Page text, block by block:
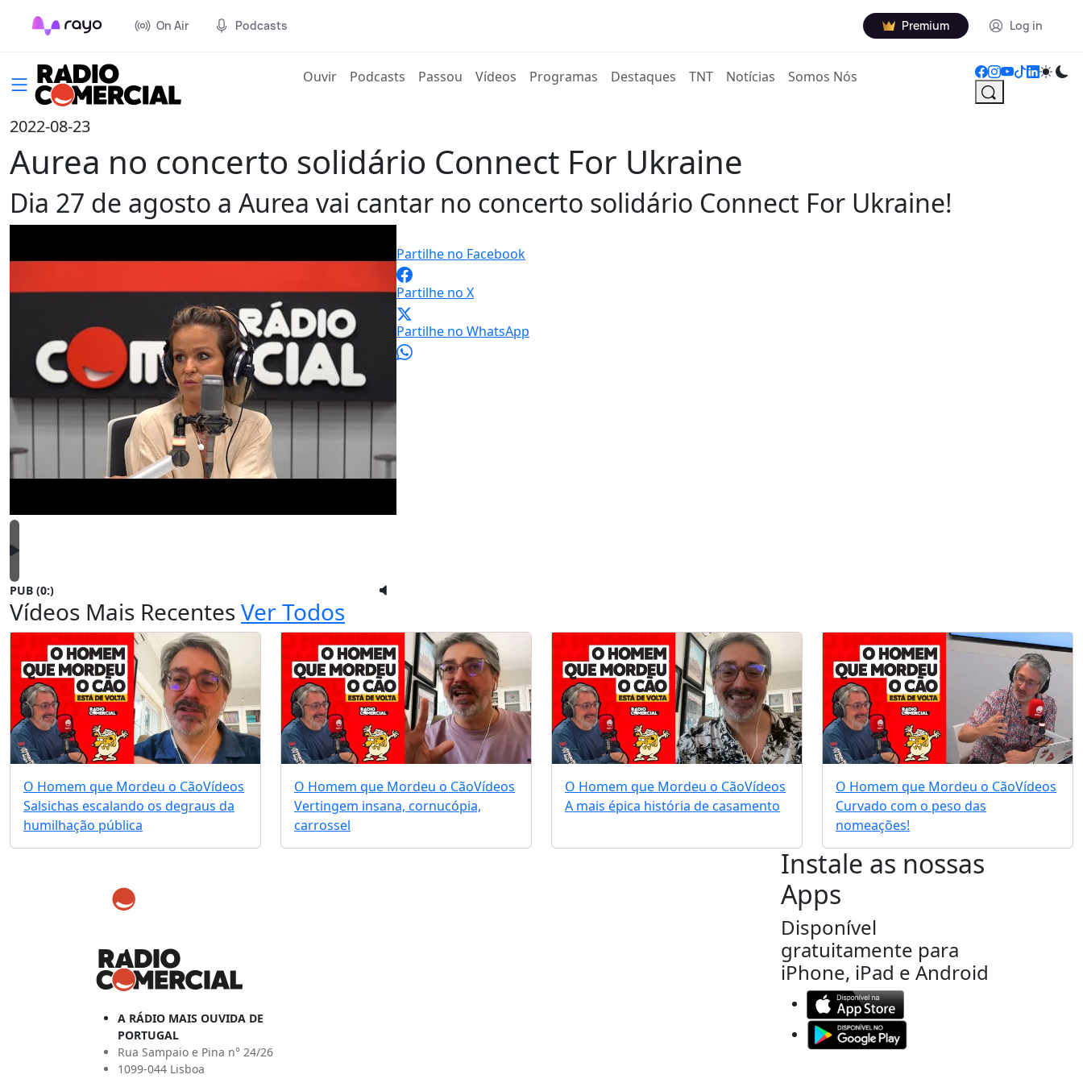
On Air Podcasts Premium Log in
Ouvir(current)
Podcasts Passou Vídeos Programas Destaques TNT Notícias Somos Nós
2022-08-23
Aurea no concerto solidário Connect For Ukraine
Dia 27 de agosto a Aurea vai cantar no concerto solidário Connect For Ukraine!
PUB (0:)
Partilhe no Facebook
Partilhe no X
Partilhe no WhatsApp
Vídeos Mais RecentesVer Todos
O Homem que Mordeu o CãoVídeos
Salsichas escalando os degraus da
humilhação pública
O Homem que Mordeu o CãoVídeos
Vertingem insana, cornucópia,
carrossel
O Homem que Mordeu o CãoVídeos
A mais épica história de casamento
O Homem que Mordeu o CãoVídeos
Curvado com o peso das
nomeações!
A RÁDIO MAIS OUVIDA DE
PORTUGAL
Rua Sampaio e Pina n° 24/26
1099-044 Lisboa
Instale as nossas
Apps
Disponível
gratuitamente para
iPhone, iPad e Android